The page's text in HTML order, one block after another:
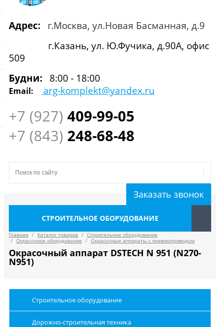
Адрес:
г.Москва, ул.Новая Басманная, д.9
г.Казань, ул. Ю.Фучика, д.90А, офис
509
Будни:
8:00 - 18:00
Email: arg-komplekt@yandex.ru
+7 (927) 409-99-05
+7 (843) 248-68-48
Заказать звонок
СТРОИТЕЛЬНОЕ ОБОРУДОВАНИЕ
Главная / Каталог товаров / Строительное оборудование
/ Окрасочное оборудование / Окрасочные аппараты с пневмоприводом
Окрасочный аппарат DSTECH N 951 (N270-
N951)
Строительное оборудование
Дорожно-строительная техника